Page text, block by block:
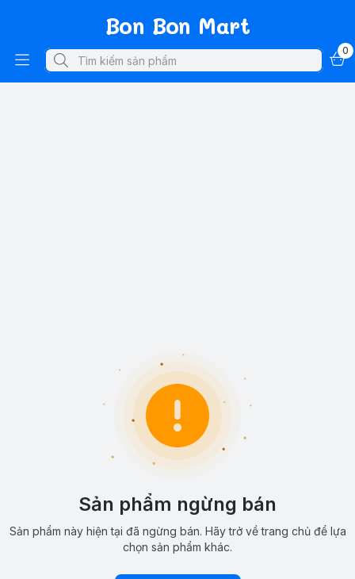
Bon Bon Mart
0
Sản phẩm ngừng bán
Sản phẩm này hiện tại đã ngừng bán. Hãy trở về trang chủ để lựa
chọn sản phẩm khác.